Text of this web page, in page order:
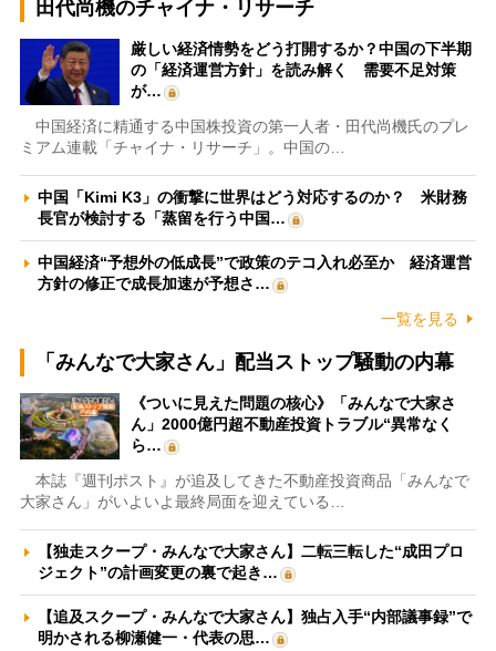
田代尚機のチャイナ・リサーチ
厳しい経済情勢をどう打開するか？中国の下半期
の「経済運営方針」を読み解く 需要不足対策
が…
中国経済に精通する中国株投資の第一人者・田代尚機氏のプレ
ミアム連載「チャイナ・リサーチ」。中国の…
中国「Kimi K3」の衝撃に世界はどう対応するのか？ 米財務
長官が検討する「蒸留を行う中国…
中国経済“予想外の低成長”で政策のテコ入れ必至か 経済運営
方針の修正で成長加速が予想さ…
一覧を見る
「みんなで大家さん」配当ストップ騒動の内幕
《ついに見えた問題の核心》「みんなで大家さ
ん」2000億円超不動産投資トラブル“異常なく
ら…
本誌『週刊ポスト』が追及してきた不動産投資商品「みんなで
大家さん」がいよいよ最終局面を迎えている…
【独走スクープ・みんなで大家さん】二転三転した“成田プロ
ジェクト”の計画変更の裏で起き…
【追及スクープ・みんなで大家さん】独占入手“内部議事録”で
明かされる柳瀬健一・代表の思…